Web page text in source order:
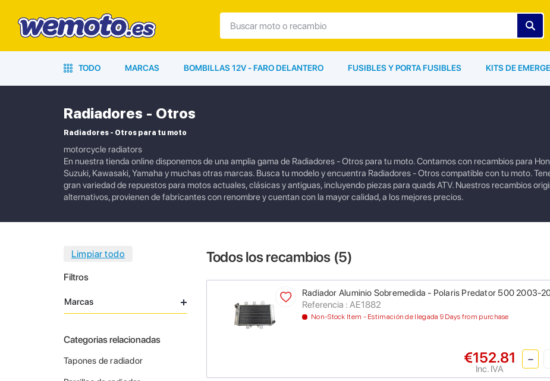
TODO MARCAS BOMBILLAS 12V - FARO DELANTERO FUSIBLES Y PORTA FUSIBLES KITS DE
Radiadores - Otros
Radiadores - Otros para tu moto
motorcycle radiators
En nuestra tienda online disponemos de una amplia gama de Radiadores - Otros para tu moto. Contamos con recambios para
Suzuki, Kawasaki, Yamaha y muchas otras marcas. Busca tu modelo y encuentra Radiadores - Otros compatible con tu moto.
gran variedad de repuestos para motos actuales, clásicas y antiguas, incluyendo piezas para quads ATV. Nuestros recambios
alternativos, provienen de fabricantes con renombre y cuentan con la mayor calidad, a los mejores precios.
Filtros
Marcas
Categorias relacionadas
Tapones de radiador
Todos los recambios (5)
Radiador Aluminio Sobremedida - Polaris Predator 500 2003-
Referencia : AE1882
Non-Stock Item - Estimación de llegada 9 Days from purchase
€152.81
Inc. IVA